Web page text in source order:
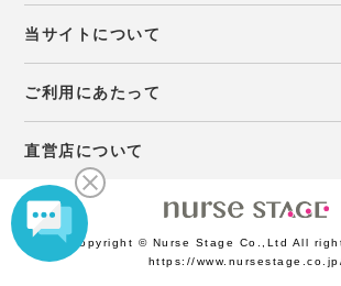
当サイトについて
ご利用にあたって
直営店について
Copyright © Nurse Stage Co.,Ltd All
https://